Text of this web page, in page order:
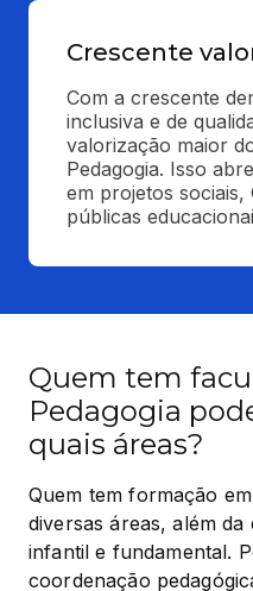
Crescente
Com a crescente
inclusiva e de
valorização maior
Pedagogia. Isso
em projetos sociais,
públicas
Quem tem
Pedagogia
quais áreas?
Quem tem formação
diversas áreas, além
infantil e fundamental.
coordenação